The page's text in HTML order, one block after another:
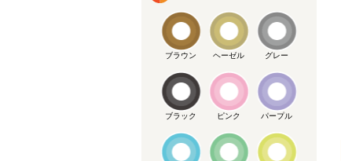
ブラウン ヘーゼル グレー
ブラック ピンク パープル